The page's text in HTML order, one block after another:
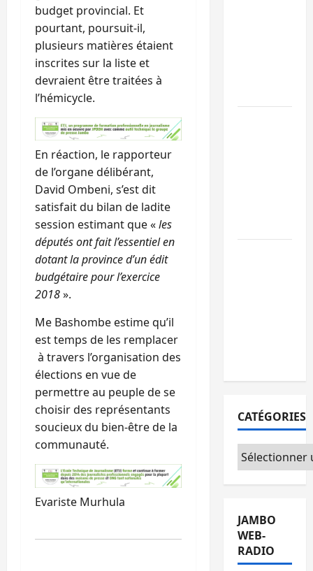
budget provincial. Et
pourtant, poursuit-il,
plusieurs matières étaient
inscrites sur la liste et
devraient être traitées à
l’hémicycle.
En réaction, le rapporteur
de l’organe délibérant,
David Ombeni, s’est dit
satisfait du bilan de ladite
session estimant que «les
députés ont fait l’essentiel en
dotant la province d’un édit
budgétaire pour l’exercice
2018».
Me Bashombe estime qu’il
est temps de les remplacer
à travers l’organisation des
élections en vue de
permettre au peuple de se
choisir des représentants
soucieux du bien-être de la
communauté.
Evariste Murhula
CATÉGORIES
Catégories
JAMBO
WEB-
RADIO